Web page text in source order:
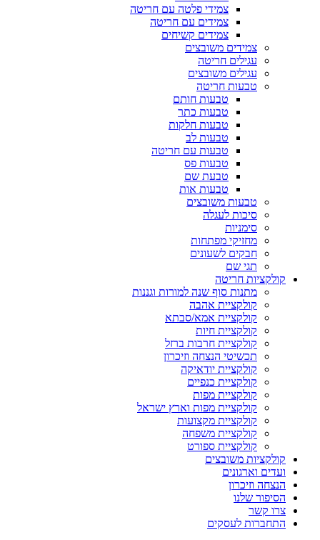
צמידי פלטה עם חריטה
צמידים עם חריטה
צמידים קשיחים
צמידים משובצים
עגילים חריטה
עגילים משובצים
טבעות חריטה
טבעות חותם
טבעות כתר
טבעות חלקות
טבעות לב
טבעות עם חריטה
טבעות פס
טבעת שם
טבעות אות
טבעות משובצים
סיכות לעגלה
סימניות
מחזיקי מפתחות
חבקים לשעונים
תגי שם
קולקציות חריטה
מתנות סוף שנה למורות וגננות
קולקציית אהבה
קולקציית אמא/סבתא
קולקציית חיות
קולקציית חרבות ברזל
תכשיטי הנצחה וזיכרון
קולקציית יודאיקה
קולקציית כנפיים
קולקציית מפות
קולקציית מפות וארץ ישראל
קולקציית מקצועות
קולקציית משפחה
קולקציית ספורט
קולקציות משובצים
ועדים וארגונים
הנצחה וזיכרון
הסיפור שלנו
צרו קשר
התחברות לעסקים